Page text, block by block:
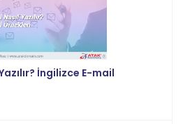
İngilizce E-mail